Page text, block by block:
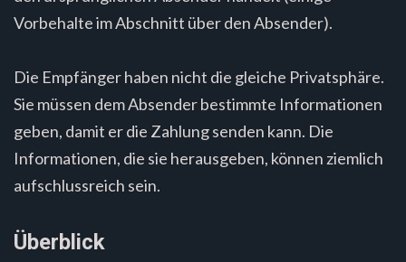
Vorbehalte im Abschnitt über den Absender).
Die Empfänger haben nicht die gleiche Privatsphäre.
Sie müssen dem Absender bestimmte Informationen
geben, damit er die Zahlung senden kann. Die
Informationen, die sie herausgeben, können ziemlich
aufschlussreich sein.
Überblick